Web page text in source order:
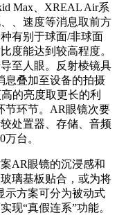
Max、XREAL Air系
、速度等消息取前方
有别于球面/非球面
度能达到较高程度。
至人眼。反射棱镜具
息叠加至设备的拍摄
的亮度取更长的利
节环节。AR眼镜次要
处置器、存储、音频
台。
AR眼镜的沉浸感和
璃基板贴合，或为将
示方案可分为被动式
现“真假连系”功能。